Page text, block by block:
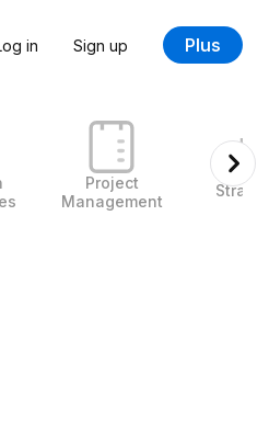
in Sign up Plus
Project
Management